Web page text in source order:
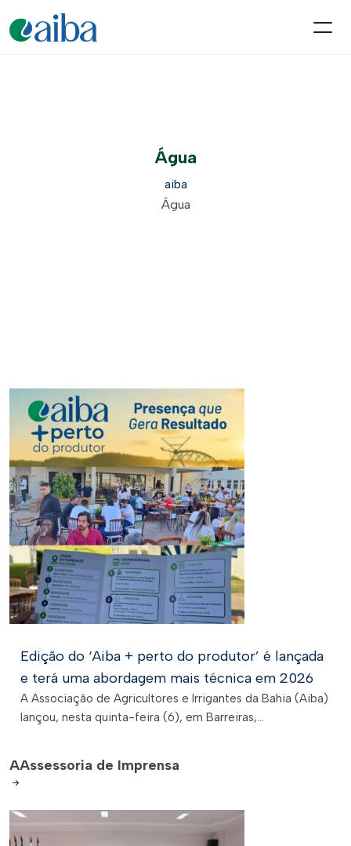
Água
aiba
Água
Edição do ‘Aiba + perto do produtor’ é lançada
e terá uma abordagem mais técnica em 2026
A Associação de Agricultores e Irrigantes da Bahia (Aiba)
lançou, nesta quinta-feira (6), em Barreiras,...
AAssessoria de Imprensa